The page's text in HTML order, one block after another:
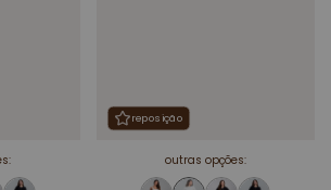
reposição
outras opções: